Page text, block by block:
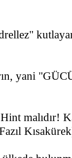
yani
malıdır!